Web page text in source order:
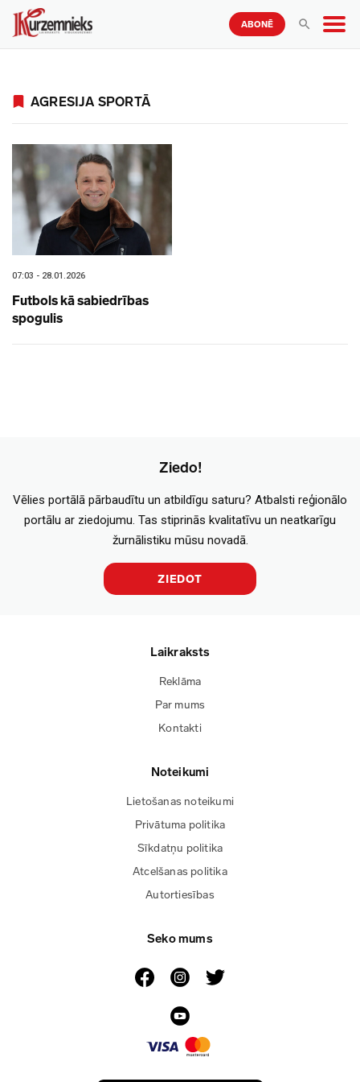
ABONĒ
AGRESIJA SPORTĀ
07:03 - 28.01.2026
Futbols kā sabiedrības
spogulis
Ziedo!
Vēlies portālā pārbaudītu un atbildīgu saturu? Atbalsti reģionālo
portālu ar ziedojumu. Tas stiprinās kvalitatīvu un neatkarīgu
žurnālistiku mūsu novadā.
ZIEDOT
Laikraksts
Reklāma
Par mums
Kontakti
Noteikumi
Lietošanas noteikumi
Privātuma politika
Sīkdatņu politika
Atcelšanas politika
Autortiesības
Seko mums